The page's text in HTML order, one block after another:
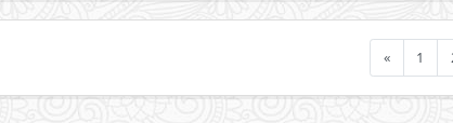
« 1